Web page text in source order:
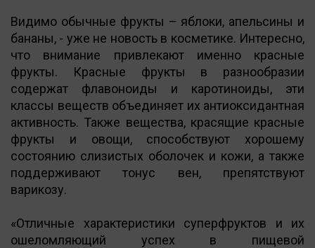
Видимо обычные фрукты – яблоки, апельсины и
бананы, - уже не новость в косметике. Интересно,
что внимание привлекают именно красные
фрукты. Красные фрукты в разнообразии
содержат флавоноиды и каротиноиды, эти
классы веществ объединяет их антиоксидантная
активность. Также вещества, красящие красные
фрукты и овощи, способствуют хорошему
состоянию слизистых оболочек и кожи, а также
поддерживают тонус вен, препятствуют
варикозу.
«Отличные характеристики суперфруктов и их
ошеломляющий успех в пищевой